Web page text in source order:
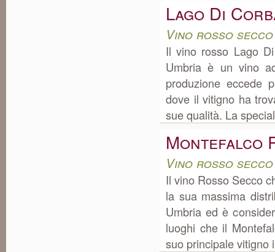
Lago Di
Vino rosso
Il vino rosso Lago
Umbria è un vino
produzione eccede
dove il vitigno ha
sue qualità. La
Montefalco
Vino rosso
Il vino Rosso Secco
la sua massima
Umbria ed è
luoghi che il
suo principale vitigno